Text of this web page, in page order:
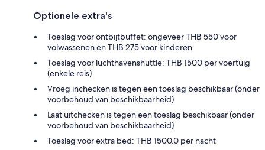
Optionele extra's
Toeslag voor ontbijtbuffet: ongeveer THB 550 voor
volwassenen en THB 275 voor kinderen
Toeslag voor luchthavenshuttle: THB 1500 per voertuig
(enkele reis)
Vroeg inchecken is tegen een toeslag beschikbaar (onder
voorbehoud van beschikbaarheid)
Laat uitchecken is tegen een toeslag beschikbaar (onder
voorbehoud van beschikbaarheid)
Toeslag voor extra bed: THB 1500.0 per nacht